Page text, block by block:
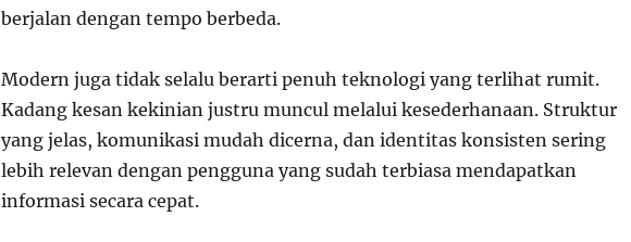
berjalan dengan tempo berbeda.
Modern juga tidak selalu berarti penuh teknologi yang terlihat rumit.
Kadang kesan kekinian justru muncul melalui kesederhanaan. Struktur
yang jelas, komunikasi mudah dicerna, dan identitas konsisten sering
lebih relevan dengan pengguna yang sudah terbiasa mendapatkan
informasi secara cepat.